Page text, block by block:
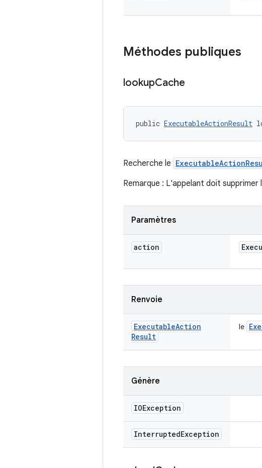
Méthodes publiques
lookupCache
public ExecutableActionResult
Recherche le
Remarque : L'appelant doit
Paramètres
action
Renvoie
ExecutableAction
Result
le
Génère
IOException
InterruptedException